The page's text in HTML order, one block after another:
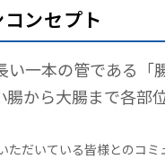
ンセプト
一本の管である「
から大腸まで各部
だいている皆様とのコ